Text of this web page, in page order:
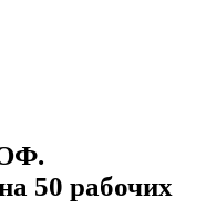
50 рабочих